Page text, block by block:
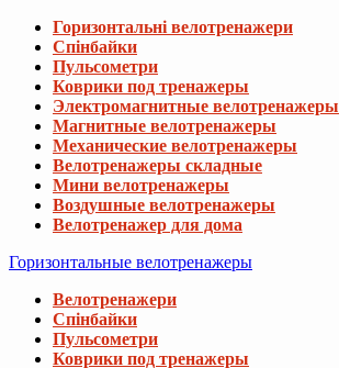
Горизонтальні велотренажери
Спінбайки
Пульсометри
Коврики под тренажеры
Электромагнитные велотренажеры
Магнитные велотренажеры
Механические велотренажеры
Велотренажеры складные
Мини велотренажеры
Воздушные велотренажеры
Велотренажер для дома
Горизонтальные велотренажеры
Велотренажери
Спінбайки
Пульсометри
Коврики под тренажеры